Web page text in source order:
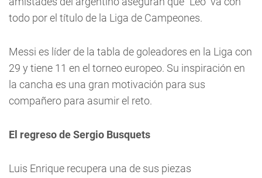
todo por el título de la Liga de Campeones.
Messi es líder de la tabla de goleadores en la Liga con
29 y tiene 11 en el torneo europeo. Su inspiración en
la cancha es una gran motivación para sus
compañero para asumir el reto.
El regreso de Sergio Busquets
Luis Enrique recupera una de sus piezas